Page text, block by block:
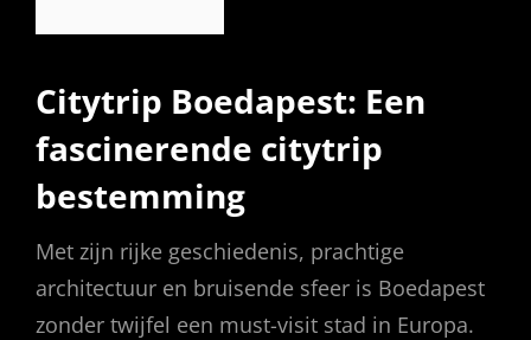
Citytrip Boedapest: Een
fascinerende citytrip
bestemming
Met zijn rijke geschiedenis, prachtige
architectuur en bruisende sfeer is Boedapest
zonder twijfel een must-visit stad in Europa.